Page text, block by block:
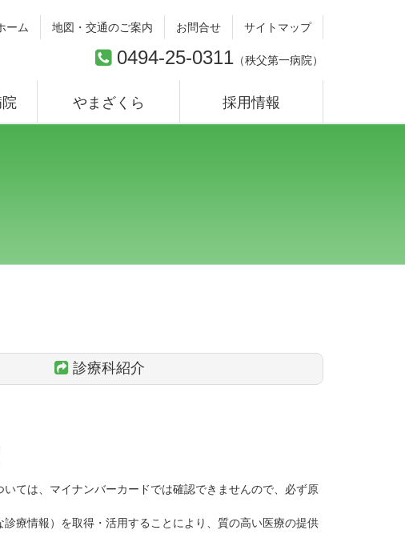
0494-25-0311 （秩父第一病院）
ーム 地図・交通のご案内 お問合せ サイトマップ
やまざくら 採用情報
診療科紹介
ては、マイナンバーカードでは確認できませんので、必ず原
療情報）を取得・活用することにより、質の高い医療の提供